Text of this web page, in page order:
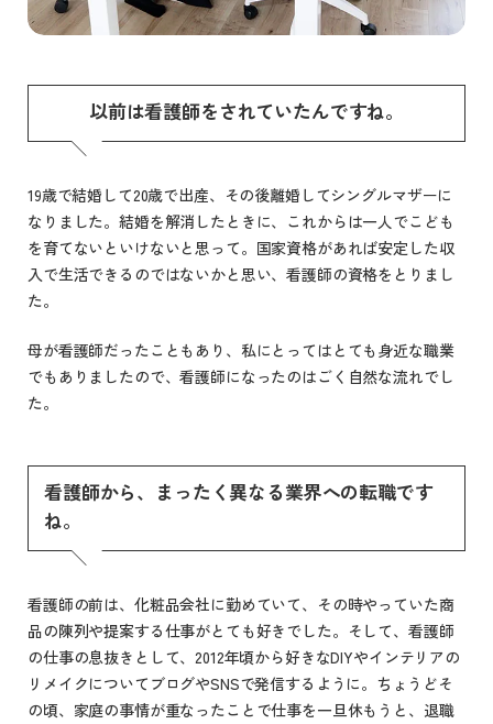
以前は看護師をされていたんですね。
19歳で結婚して20歳で出産、その後離婚してシングルマザーに
なりました。結婚を解消したときに、これからは一人でこども
を育てないといけないと思って。国家資格があれば安定した収
入で生活できるのではないかと思い、看護師の資格をとりまし
た。
母が看護師だったこともあり、私にとってはとても身近な職業
でもありましたので、看護師になったのはごく自然な流れでし
た。
看護師から、まったく異なる業界への転職です
ね。
看護師の前は、化粧品会社に勤めていて、その時やっていた商
品の陳列や提案する仕事がとても好きでした。そして、看護師
の仕事の息抜きとして、2012年頃から好きなDIYやインテリアの
リメイクについてブログやSNSで発信するように。ちょうどそ
の頃、家庭の事情が重なったことで仕事を一旦休もうと、退職